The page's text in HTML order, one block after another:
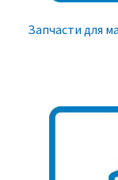
Запчасти для